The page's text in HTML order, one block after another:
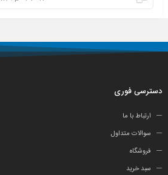
دسترسی فوری
ارتباط با ما
سوالات متداول
فروشگاه
سبد خرید